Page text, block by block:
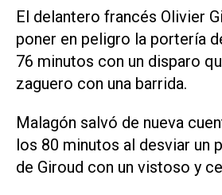
El delantero francés Olivier
poner en peligro la portería
76 minutos con un disparo
zaguero con una barrida.
Malagón salvó de nueva
los 80 minutos al desviar un
de Giroud con un vistoso y